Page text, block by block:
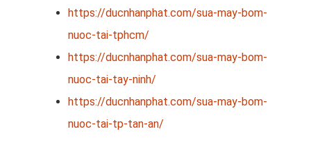
https://ducnhanphat.com/sua-may-bom-
nuoc-tai-tphcm/
https://ducnhanphat.com/sua-may-bom-
nuoc-tai-tay-ninh/
https://ducnhanphat.com/sua-may-bom-
nuoc-tai-tp-tan-an/